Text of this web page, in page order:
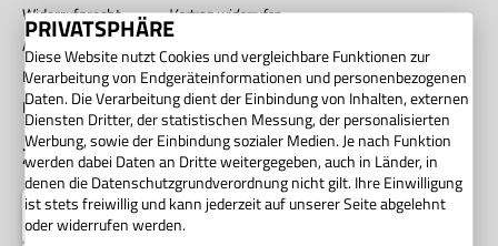
Widerrufsrecht
Vertrag widerrufen
AGB
Barrierefreiheit
Unternehmen
Privatsphäre
Zahlung
PRIVATSPHÄRE
Diese Website nutzt Cookies und vergleichbare Funktionen zur
Verarbeitung von Endgeräteinformationen und personenbezogenen
Daten. Die Verarbeitung dient der Einbindung von Inhalten, externen
Diensten Dritter, der statistischen Messung, der personalisierten
Werbung, sowie der Einbindung sozialer Medien. Je nach Funktion
werden dabei Daten an Dritte weitergegeben, auch in Länder, in
denen die Datenschutzgrundverordnung nicht gilt. Ihre Einwilligung
ist stets freiwillig und kann jederzeit auf unserer Seite abgelehnt
oder widerrufen werden.